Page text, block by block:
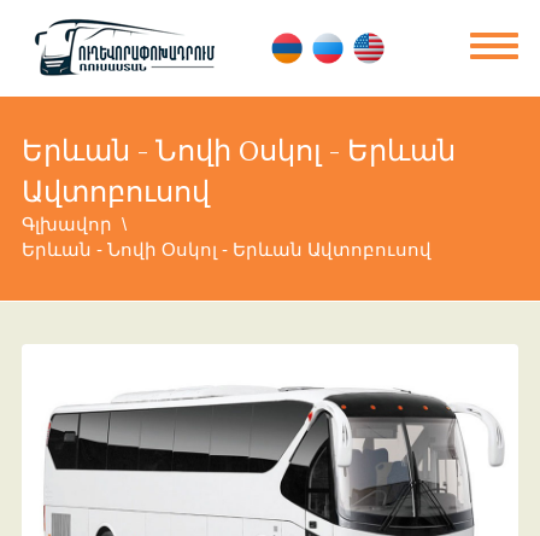
Երևան - Նովի Oսկոլ - Երևան
Ավտոբուսով
Գլխավոր
Երևան - Նովի Oսկոլ - Երևան Ավտոբուսով